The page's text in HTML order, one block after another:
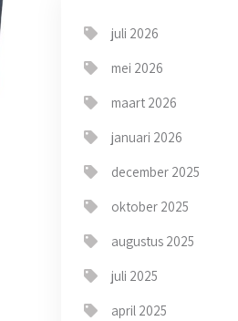
juli 2026
mei 2026
maart 2026
januari 2026
december 2025
oktober 2025
augustus 2025
juli 2025
april 2025